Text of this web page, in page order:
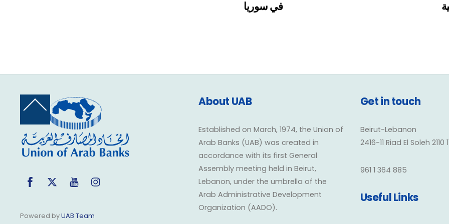
في سوريا
Back
Top
FacebookTwitter YouTube
Powered byUAB Team
About UAB
Established on March, 1974, the Union of
Arab Banks (UAB) was created in
accordance with its first General
Assembly meeting held in Beirut,
Lebanon, under the umbrella of the
Arab Administrative Development
Organization (AADO).
Get in touch
Beirut-Lebanon
2416-11 Riad El Soleh 2110
961 1 364 885
Useful Links